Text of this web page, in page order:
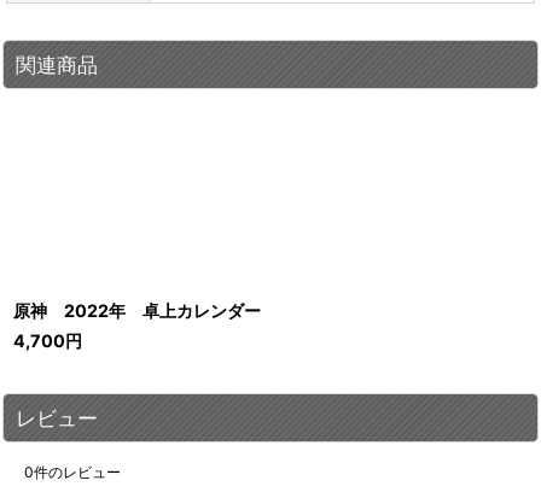
関連商品
原神 2022年 卓上カレンダー
4,700円
レビュー
0件のレビュー